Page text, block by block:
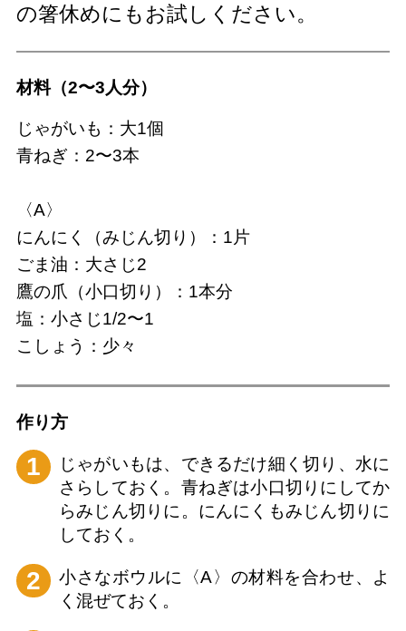
の箸休めにもお試しください。
材料（2〜3人分）
じゃがいも：大1個
青ねぎ：2〜3本
〈A〉
にんにく（みじん切り）：1片
ごま油：大さじ2
鷹の爪（小口切り）：1本分
塩：小さじ1/2〜1
こしょう：少々
作り⽅
1
じゃがいもは、できるだけ細く切り、水に
さらしておく。青ねぎは小口切りにしてか
らみじん切りに。にんにくもみじん切りに
しておく。
2
小さなボウルに〈A〉の材料を合わせ、よ
く混ぜておく。